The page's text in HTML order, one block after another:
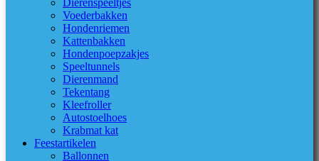
Dierenspeeltjes
Voederbakken
Hondenriemen
Kattenbakken
Hondenpoepzakjes
Speeltunnels
Dierenmand
Tekentang
Kleefroller
Autostoelhoes
Krabmat kat
Feestartikelen
Ballonnen